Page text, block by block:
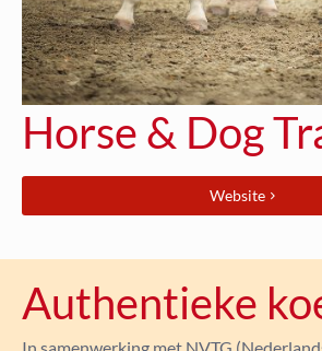
Horse & Dog
Website
Authentieke
In samenwerking met NVTG